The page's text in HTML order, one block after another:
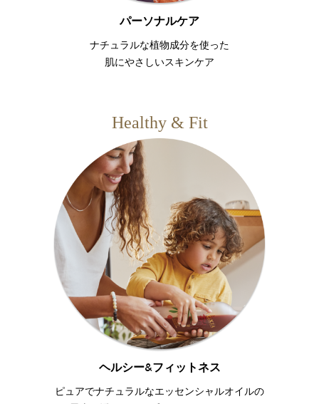
パーソナルケア
ナチュラルな植物成分を使った
肌にやさしいスキンケア
Healthy & Fit
ヘルシー&フィットネス
ピュアでナチュラルなエッセンシャルオイルの